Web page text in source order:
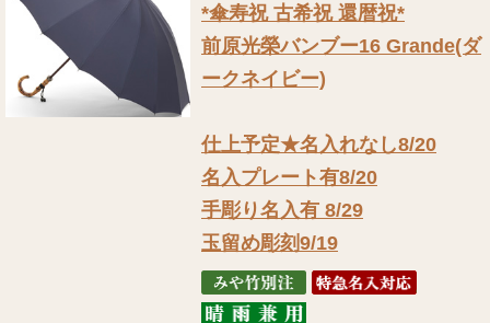
*傘寿祝 古希祝 還暦祝*
前原光榮バンブー16 Grande(ダ
ークネイビー)
仕上予定★名入れなし8/20
名入プレート有8/20
手彫り名入有 8/29
玉留め彫刻9/19